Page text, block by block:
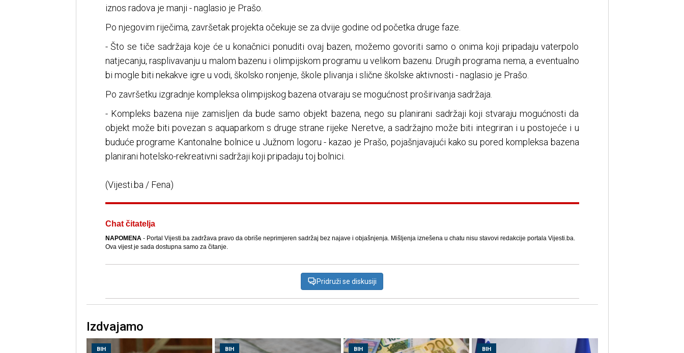
iznos radova je manji - naglasio je Prašo.
Po njegovim riječima, završetak projekta očekuje se za dvije godine od početka druge faze.
- Što se tiče sadržaja koje će u konačnici ponuditi ovaj bazen, možemo govoriti samo o onima koji pripadaju vaterpolo
natjecanju, rasplivavanju u malom bazenu i olimpijskom programu u velikom bazenu. Drugih programa nema, a eventualno
bi mogle biti nekakve igre u vodi, školsko ronjenje, škole plivanja i slične školske aktivnosti - naglasio je Prašo.
Po završetku izgradnje kompleksa olimpijskog bazena otvaraju se mogućnost proširivanja sadržaja.
- Kompleks bazena nije zamisljen da bude samo objekt bazena, nego su planirani sadržaji koji stvaraju mogućnosti da
objekt može biti povezan s aquaparkom s druge strane rijeke Neretve, a sadržajno može biti integriran i u postojeće i u
buduće programe Kantonalne bolnice u Južnom logoru - kazao je Prašo, pojašnjavajući kako su pored kompleksa bazena
planirani hotelsko-rekreativni sadržaji koji pripadaju toj bolnici.
(Vijesti.ba / Fena)
Chat čitatelja
NAPOMENA- Portal Vijesti.ba zadržava pravo da obriše neprimjeren sadržaj bez najave i objašnjenja. Mišljenja iznešena u chatu nisu stavovi redakcije portala Vijesti.ba.
Ova vijest je sada dostupna samo za čitanje.
Pridruži se diskusiji
Izdvajamo
BIH BIH BIH BIH